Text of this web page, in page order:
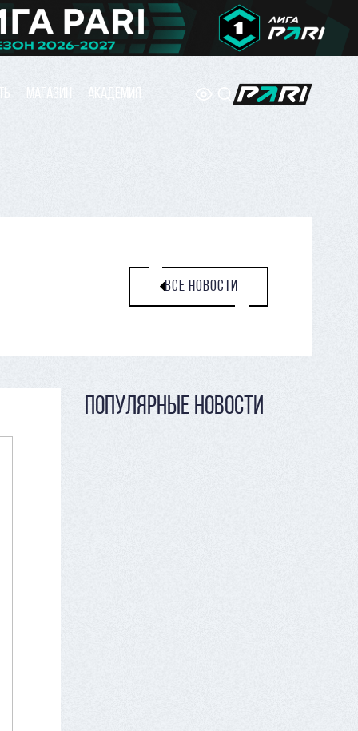
МАГАЗИН АКАДЕМИЯ
ВСЕ НОВОСТИ
ПОПУЛЯРНЫЕ НОВОСТИ